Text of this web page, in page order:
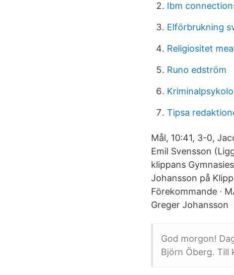
Ibm
Elförbrukning
Religiositet
Runo edström
Tipsa
Mål, 10:41, 3-0,
Emil Svensson
klippans
Johansson på
Förekommande ·
Greger Johansson
God morgon!
Björn Öberg. Till